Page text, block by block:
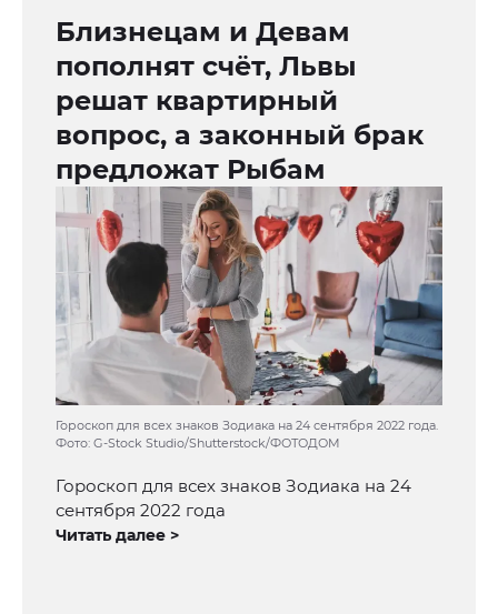
Близнецам и Девам
пополнят счёт, Львы
решат квартирный
вопрос, а законный брак
предложат Рыбам
Гороскоп для всех знаков Зодиака на 24 сентября 2022 года.
Фото: G-Stock Studio/Shutterstock/ФОТОДОМ
Гороскоп для всех знаков Зодиака на 24
сентября 2022 года
Читать далее >